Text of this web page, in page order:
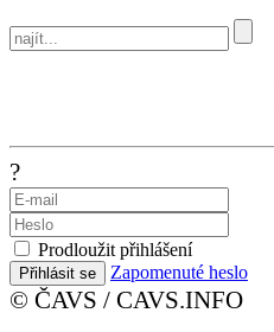
?
Prodloužit přihlášení
Přihlásit se Zapomenuté heslo
© ČAVS / CAVS.INFO